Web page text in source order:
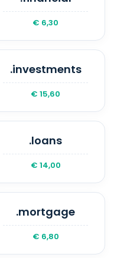
€ 6,30
.investments
€ 15,60
.loans
€ 14,00
.mortgage
€ 6,80